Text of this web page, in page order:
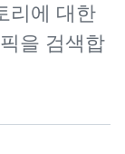
리에 대한
을 검색합